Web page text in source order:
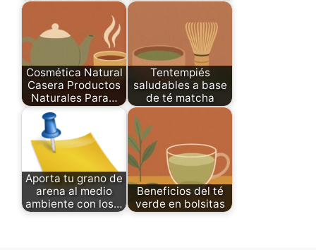
Cosmética Natural
Casera Productos
Naturales Para…
Tentempiés
saludables a base
de té matcha
Aporta tu grano de
arena al medio
ambiente con los…
Beneficios del té
verde en bolsitas